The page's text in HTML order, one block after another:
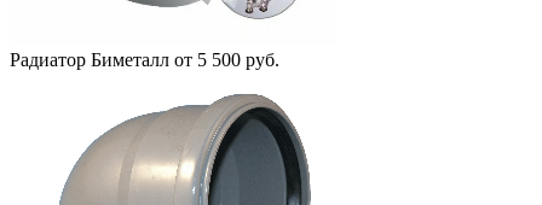
Радиатор Биметалл от 5 500 руб.